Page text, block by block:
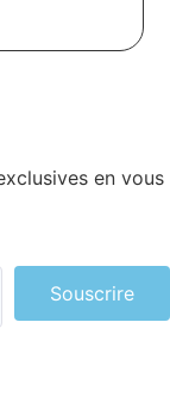
en vous
Souscrire